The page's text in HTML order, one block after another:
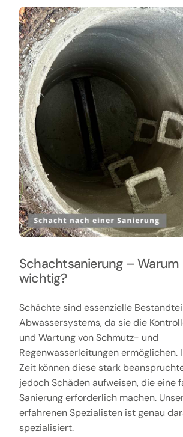
Schachtsanierung – Warum
wichtig?
Schächte sind essenzielle
Abwassersystems, da sie die
und Wartung von Schmutz- und
Regenwasserleitungen ermöglichen.
Zeit können diese stark
jedoch Schäden aufweisen, die eine
Sanierung erforderlich machen.
erfahrenen Spezialisten ist genau
spezialisiert.